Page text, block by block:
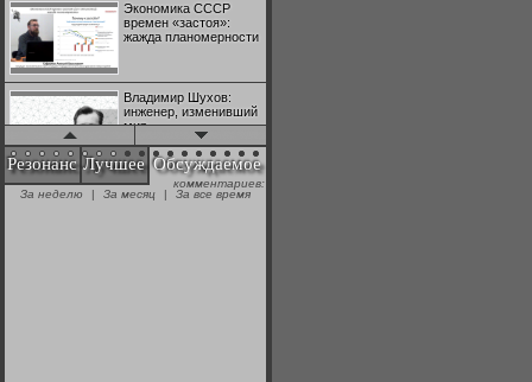
Экономика СССР
времен «застоя»:
жажда планомерности
Владимир Шухов:
инженер, изменивший
мир
"Аркадий Коц" на
эгалите-фесте "Не
Резонанс Лучшее Обсуждаемое
комментариев:
За неделю
| За месяц | За все время